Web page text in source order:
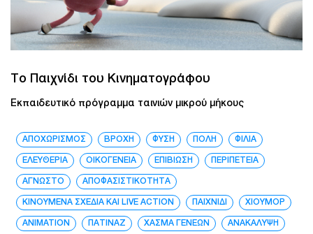
Το Παιχνίδι του Κινηματογράφου
Εκπαιδευτικό πρόγραμμα ταινιών μικρού μήκους
ΑΠΟΧΩΡΙΣΜΟΣ ΒΡΟΧΗ ΦΥΣΗ ΠΟΛΗ ΦΙΛΙΑ
ΕΛΕΥΘΕΡΙΑ ΟΙΚΟΓΕΝΕΙΑ ΕΠΙΒΙΩΣΗ ΠΕΡΙΠΈΤΕΙΑ
ΑΓΝΩΣΤΟ ΑΠΟΦΑΣΙΣΤΙΚΟΤΗΤΑ
ΚΙΝΟΥΜΕΝΑ ΣΧΕΔΙΑ ΚΑΙ LIVE ACTION ΠΑΙΧΝΙΔΙ ΧΙΟΥΜΟΡ
ANIMATION ΠΑΤΙΝΑΖ ΧΑΣΜΑ ΓΕΝΕΩΝ ΑΝΑΚΑΛΥΨΗ